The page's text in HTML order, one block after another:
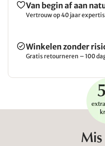
Van begin af aan
Vertrouw op 40 jaar
Winkelen zonder
Gratis retourneren – 100
Mis